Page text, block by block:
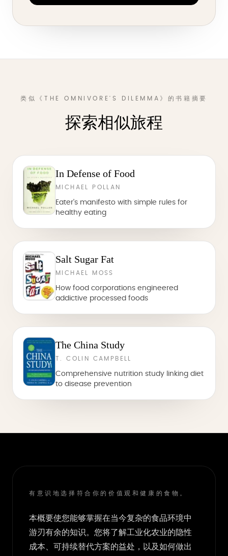
类似《THE OMNIVORE'S DILEMMA》的书籍摘要
探索相似旅程
In Defense of Food
MICHAEL POLLAN
Eater's manifesto with simple rules for
healthy eating
Salt Sugar Fat
MICHAEL MOSS
How food corporations engineered
addictive processed foods
The China Study
T. COLIN CAMPBELL
Comprehensive nutrition study linking diet
to disease prevention
有意识地选择符合你的价值观和健康的食物。
本概要使您能够掌握在当今复杂的食品环境中
游刃有余的知识。您将了解工业化农业的隐性
成本、可持续替代方案的益处，以及如何做出